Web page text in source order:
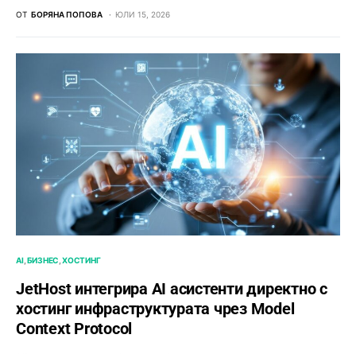
ОТ БОРЯНА ПОПОВА ЮЛИ 15, 2026
AI БИЗНЕС ХОСТИНГ
JetHost интегрира AI асистенти директно с
хостинг инфраструктурата чрез Model
Context Protocol